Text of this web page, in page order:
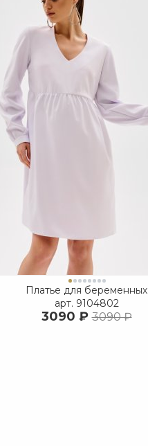
Платье для беременных
арт. 9104802
3090 ₽3090 ₽